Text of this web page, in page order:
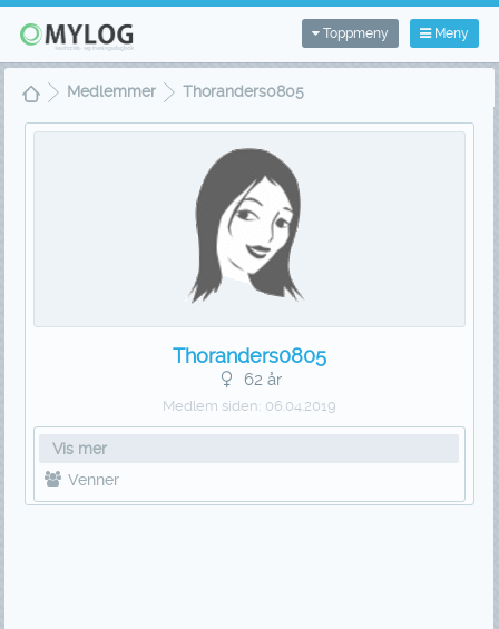
Meny
Toppmeny
Medlemmer Thoranders0805
Thoranders0805
62 år
Medlem siden: 06.04.2019
Vis mer
Venner